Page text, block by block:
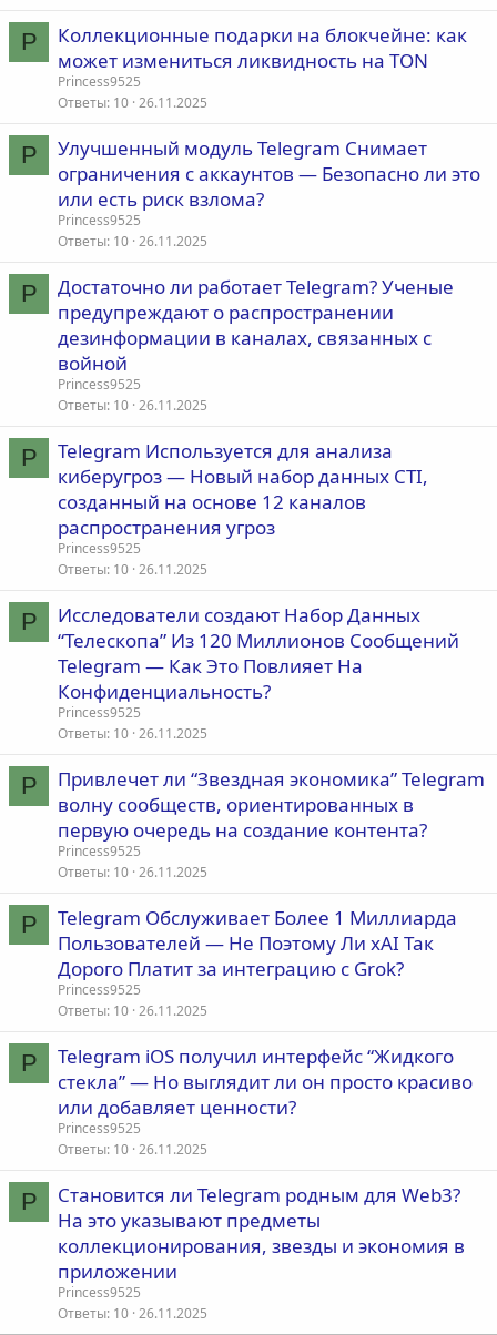
P
Коллекционные подарки на блокчейне: как
может измениться ликвидность на TON
Princess9525
Ответы 10 26.11.2025
P
Улучшенный модуль Telegram Снимает
ограничения с аккаунтов — Безопасно ли это
или есть риск взлома?
Princess9525
Ответы 10 26.11.2025
P
Достаточно ли работает Telegram? Ученые
предупреждают о распространении
дезинформации в каналах, связанных с
войной
Princess9525
Ответы 10 26.11.2025
P
Telegram Используется для анализа
киберугроз — Новый набор данных CTI,
созданный на основе 12 каналов
распространения угроз
Princess9525
Ответы 10 26.11.2025
P
Исследователи создают Набор Данных
“Телескопа” Из 120 Миллионов Сообщений
Telegram — Как Это Повлияет На
Конфиденциальность?
Princess9525
Ответы 10 26.11.2025
P
Привлечет ли “Звездная экономика” Telegram
волну сообществ, ориентированных в
первую очередь на создание контента?
Princess9525
Ответы 10 26.11.2025
P
Telegram Обслуживает Более 1 Миллиарда
Пользователей — Не Поэтому Ли xAI Так
Дорого Платит за интеграцию с Grok?
Princess9525
Ответы 10 26.11.2025
P
Telegram iOS получил интерфейс “Жидкого
стекла” — Но выглядит ли он просто красиво
или добавляет ценности?
Princess9525
Ответы 10 26.11.2025
P
Становится ли Telegram родным для Web3?
На это указывают предметы
коллекционирования, звезды и экономия в
приложении
Princess9525
Ответы 10 26.11.2025